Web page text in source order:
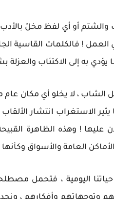
والشتم أو أي لفظ مخلّ
! فالكلمات القاسية
به إلى الاكتئاب والعزلة
الشاب ، لا يخلو أي مكان
الاستغراب انتشار
عليها ! وهذه الظاهرة
العامة والأسواق
اليومية ، فتحمل